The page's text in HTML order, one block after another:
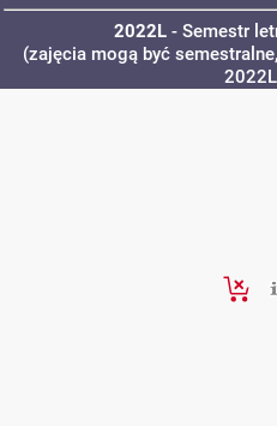
2022L- Semestr
(zajęcia mogą być
2022L